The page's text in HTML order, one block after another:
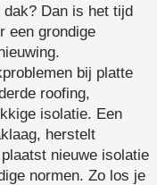
dak? Dan is het tijd
een grondige
bij platte
roofing,
isolatie. Een
herstelt
nieuwe isolatie
normen. Zo los je